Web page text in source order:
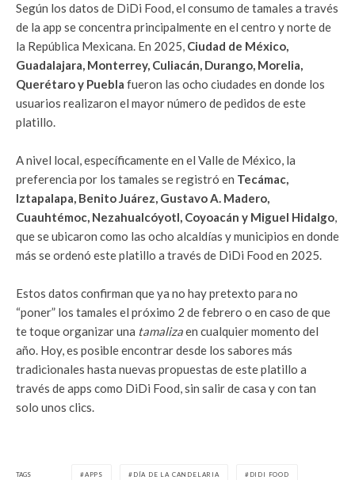
Según los datos de DiDi Food, el consumo de tamales a través
de la app se concentra principalmente en el centro y norte de
la República Mexicana. En 2025, Ciudad de México,
Guadalajara, Monterrey, Culiacán, Durango, Morelia,
Querétaro y Puebla fueron las ocho ciudades en donde los
usuarios realizaron el mayor número de pedidos de este
platillo.
A nivel local, específicamente en el Valle de México, la
preferencia por los tamales se registró en Tecámac,
Iztapalapa, Benito Juárez, Gustavo A. Madero,
Cuauhtémoc, Nezahualcóyotl, Coyoacán y Miguel Hidalgo,
que se ubicaron como las ocho alcaldías y municipios en donde
más se ordenó este platillo a través de DiDi Food en 2025.
Estos datos confirman que ya no hay pretexto para no
“poner” los tamales el próximo 2 de febrero o en caso de que
te toque organizar una tamalizaen cualquier momento del
año. Hoy, es posible encontrar desde los sabores más
tradicionales hasta nuevas propuestas de este platillo a
través de apps como DiDi Food, sin salir de casa y con tan
solo unos clics.
TAGS APPS DÍA DE LA CANDELARIA DIDI FOOD